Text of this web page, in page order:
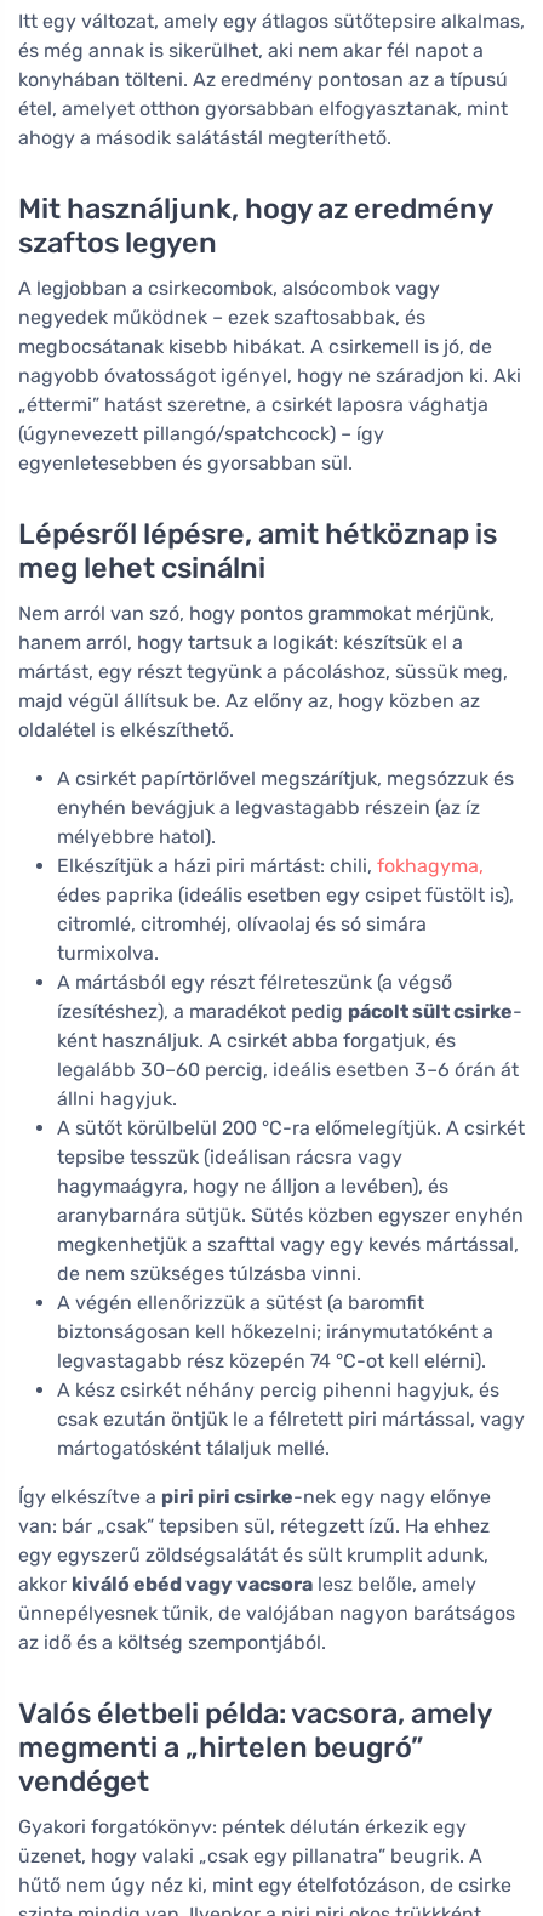
Itt egy változat, amely egy átlagos sütőtepsire alkalmas,
és még annak is sikerülhet, aki nem akar fél napot a
konyhában tölteni. Az eredmény pontosan az a típusú
étel, amelyet otthon gyorsabban elfogyasztanak, mint
ahogy a második salátástál megteríthető.
Mit használjunk, hogy az eredmény
szaftos legyen
A legjobban a csirkecombok, alsócombok vagy
negyedek működnek – ezek szaftosabbak, és
megbocsátanak kisebb hibákat. A csirkemell is jó, de
nagyobb óvatosságot igényel, hogy ne száradjon ki. Aki
„éttermi” hatást szeretne, a csirkét laposra vághatja
(úgynevezett pillangó/spatchcock) – így
egyenletesebben és gyorsabban sül.
Lépésről lépésre, amit hétköznap is
meg lehet csinálni
Nem arról van szó, hogy pontos grammokat mérjünk,
hanem arról, hogy tartsuk a logikát: készítsük el a
mártást, egy részt tegyünk a pácoláshoz, süssük meg,
majd végül állítsuk be. Az előny az, hogy közben az
oldalétel is elkészíthető.
A csirkét papírtörlővel megszárítjuk, megsózzuk és
enyhén bevágjuk a legvastagabb részein (az íz
mélyebbre hatol).
Elkészítjük a házi piri mártást: chili, fokhagyma,
édes paprika (ideális esetben egy csipet füstölt is),
citromlé, citromhéj, olívaolaj és só simára
turmixolva.
A mártásból egy részt félreteszünk (a végső
ízesítéshez), a maradékot pedig pácolt sült csirke-
ként használjuk. A csirkét abba forgatjuk, és
legalább 30–60 percig, ideális esetben 3–6 órán át
állni hagyjuk.
A sütőt körülbelül 200 °C-ra előmelegítjük. A csirkét
tepsibe tesszük (ideálisan rácsra vagy
hagymaágyra, hogy ne álljon a levében), és
aranybarnára sütjük. Sütés közben egyszer enyhén
megkenhetjük a szafttal vagy egy kevés mártással,
de nem szükséges túlzásba vinni.
A végén ellenőrizzük a sütést (a baromfit
biztonságosan kell hőkezelni; iránymutatóként a
legvastagabb rész közepén 74 °C-ot kell elérni).
A kész csirkét néhány percig pihenni hagyjuk, és
csak ezután öntjük le a félretett piri mártással, vagy
mártogatósként tálaljuk mellé.
Így elkészítve a piri piri csirke-nek egy nagy előnye
van: bár „csak” tepsiben sül, rétegzett ízű. Ha ehhez
egy egyszerű zöldségsalátát és sült krumplit adunk,
akkor kiváló ebéd vagy vacsora lesz belőle, amely
ünnepélyesnek tűnik, de valójában nagyon barátságos
az idő és a költség szempontjából.
Valós életbeli példa: vacsora, amely
megmenti a „hirtelen beugró”
vendéget
Gyakori forgatókönyv: péntek délután érkezik egy
üzenet, hogy valaki „csak egy pillanatra” beugrik. A
hűtő nem úgy néz ki, mint egy ételfotózáson, de csirke